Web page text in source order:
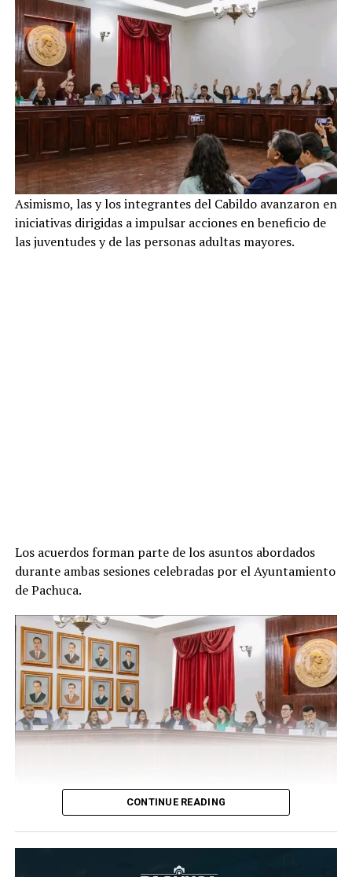
Asimismo, las y los integrantes del Cabildo avanzaron en
iniciativas dirigidas a impulsar acciones en beneficio de
las juventudes y de las personas adultas mayores.
Los acuerdos forman parte de los asuntos abordados
durante ambas sesiones celebradas por el Ayuntamiento
de Pachuca.
CONTINUE READING